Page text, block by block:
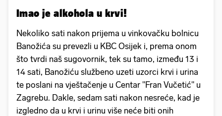
Imao je alkohola u krvi!
Nekoliko sati nakon prijema u vinkovačku bolnicu
Banožića su prevezli u KBC Osijek i, prema onom
što tvrdi naš sugovornik, tek su tamo, između 13 i
14 sati, Banožiću službeno uzeti uzorci krvi i urina
te poslani na vještačenje u Centar "Fran Vučetić" u
Zagrebu. Dakle, sedam sati nakon nesreće, kad je
izgledno da u krvi i urinu više neće biti onih